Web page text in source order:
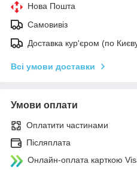
Нова Пошта
Самовивіз
Доставка кур'єром (по
Всі умови доставки
Умови оплати
Оплатити частинами
Післяплата
Онлайн-оплата карткою